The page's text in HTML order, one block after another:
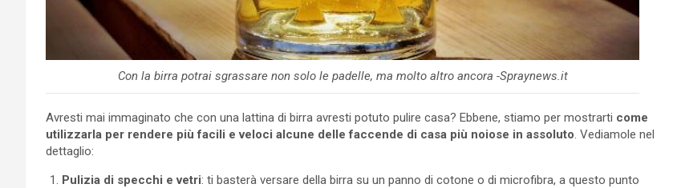
Con la birra potrai sgrassare non solo le padelle, ma molto altro ancora -Spraynews.it
Avresti mai immaginato che con una lattina di birra avresti potuto pulire casa? Ebbene, stiamo per mostrarti come
utilizzarla per rendere più facili e veloci alcune delle faccende di casa più noiose in assoluto . Vediamole nel
dettaglio:
Pulizia di specchi e vetri: ti basterà versare della birra su un panno di cotone o di microfibra, a questo punto